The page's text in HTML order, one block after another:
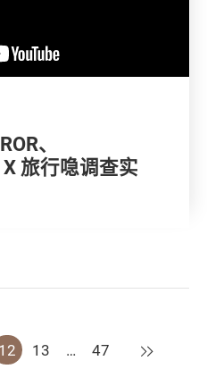
、
旅行喼调查实
12 13 … 47 下一页